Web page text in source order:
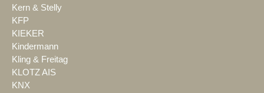
Kern & Stelly
KFP
KIEKER
Kindermann
Kling & Freitag
KLOTZ AIS
KNX